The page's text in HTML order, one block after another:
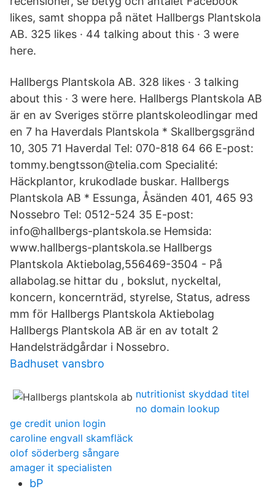
likes, samt shoppa på nätet Hallbergs Plantskola
AB. 325 likes · 44 talking about this · 3 were
here.
Hallbergs Plantskola AB. 328 likes · 3 talking
about this · 3 were here. Hallbergs Plantskola AB
är en av Sveriges större plantskoleodlingar med
en 7 ha Haverdals Plantskola * Skallbergsgränd
10, 305 71 Haverdal Tel: 070-818 64 66 E-post:
tommy.bengtsson@telia.com Specialité:
Häckplantor, krukodlade buskar. Hallbergs
Plantskola AB * Essunga, Åsänden 401, 465 93
Nossebro Tel: 0512-524 35 E-post:
info@hallbergs-plantskola.se Hemsida:
www.hallbergs-plantskola.se Hallbergs
Plantskola Aktiebolag,556469-3504 - På
allabolag.se hittar du , bokslut, nyckeltal,
koncern, koncernträd, styrelse, Status, adress
mm för Hallbergs Plantskola Aktiebolag
Hallbergs Plantskola AB är en av totalt 2
Handelsträdgårdar i Nossebro.
Badhuset vansbro
nutritionist skyddad titel
no domain lookup
ge credit union login
caroline engvall skamfläck
olof söderberg sångare
amager it specialisten
bP